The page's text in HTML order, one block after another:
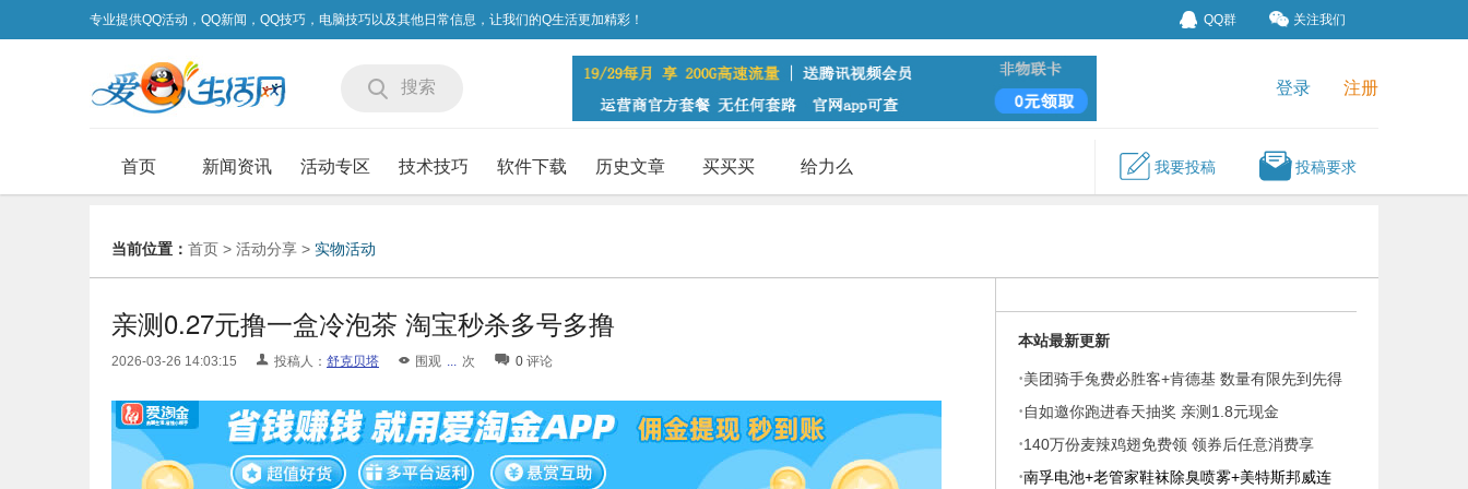
专业提供QQ活动，QQ新闻，QQ技巧，电脑技巧以及其他日常信息，让我们的Q生活更加精彩！ QQ群 关注我们
搜索 登录 注册
首页 新闻资讯 活动专区 技术技巧 软件下载 历史文章 买买买 给力么 我要投稿 投稿要求
当前位置： 首页 > 活动分享 > 实物活动
亲测0.27元撸一盒冷泡茶 淘宝秒杀多号多撸
2026-03-26 14:03:15 投稿人： 舒克贝塔 围观 ... 次 0 评论
本站最新更新
·美团骑手兔费必胜客+肯德基 数量有限先到先得
·自如邀你跑进春天抽奖 亲测1.8元现金
·140万份麦辣鸡翅免费领 领券后任意消费享
·南孚电池+老管家鞋袜除臭喷雾+美特斯邦威连